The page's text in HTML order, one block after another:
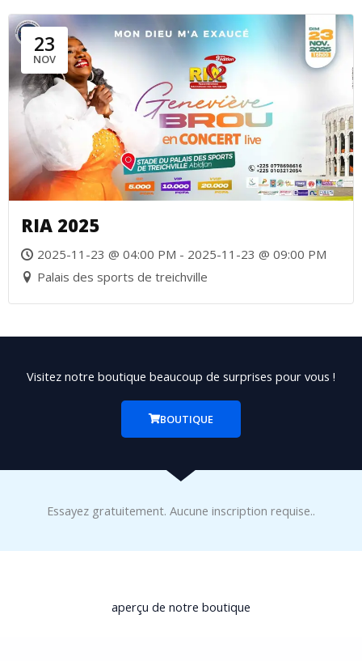
23
NOV
RIA 2025
2025-11-23 @ 04:00 PM - 2025-11-23 @ 09:00 PM
Palais des sports de treichville
Visitez notre boutique beaucoup de surprises pour vous !
BOUTIQUE
Essayez gratuitement. Aucune inscription requise..
aperçu de notre boutique